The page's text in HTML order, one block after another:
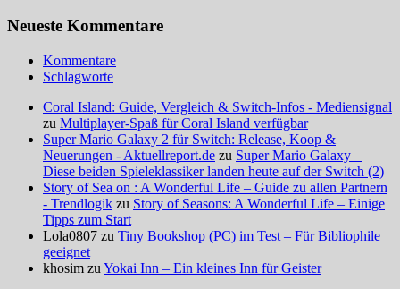
Neueste Kommentare
Kommentare
Schlagworte
Coral Island: Guide, Vergleich & Switch-Infos - Mediensignal
zu Multiplayer-Spaß für Coral Island verfügbar
Super Mario Galaxy 2 für Switch: Release, Koop &
Neuerungen - Aktuellreport.de zu Super Mario Galaxy –
Diese beiden Spieleklassiker landen heute auf der Switch (2)
Story of Sea on : A Wonderful Life – Guide zu allen Partnern
- Trendlogik zu Story of Seasons: A Wonderful Life – Einige
Tipps zum Start
Lola0807 zu Tiny Bookshop (PC) im Test – Für Bibliophile
geeignet
khosim zu Yokai Inn – Ein kleines Inn für Geister